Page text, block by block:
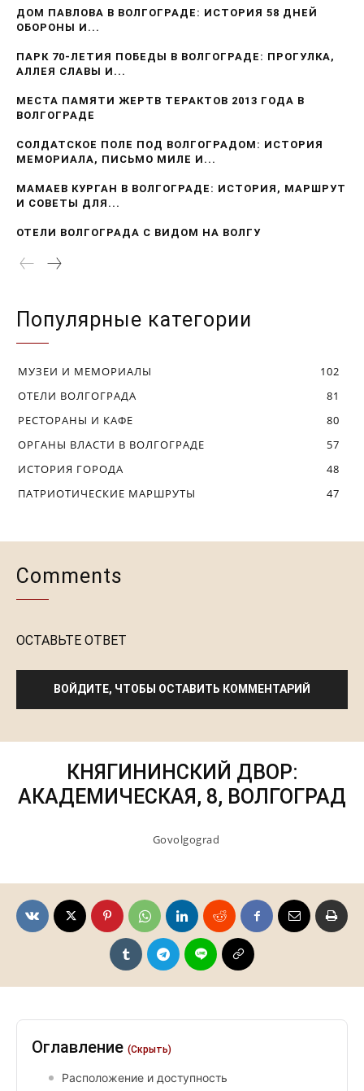
ДОМ ПАВЛОВА В ВОЛГОГРАДЕ: ИСТОРИЯ 58 ДНЕЙ
ОБОРОНЫ И...
ПАРК 70-ЛЕТИЯ ПОБЕДЫ В ВОЛГОГРАДЕ: ПРОГУЛКА,
АЛЛЕЯ СЛАВЫ И...
МЕСТА ПАМЯТИ ЖЕРТВ ТЕРАКТОВ 2013 ГОДА В
ВОЛГОГРАДЕ
СОЛДАТСКОЕ ПОЛЕ ПОД ВОЛГОГРАДОМ: ИСТОРИЯ
МЕМОРИАЛА, ПИСЬМО МИЛЕ И...
МАМАЕВ КУРГАН В ВОЛГОГРАДЕ: ИСТОРИЯ, МАРШРУТ
И СОВЕТЫ ДЛЯ...
ОТЕЛИ ВОЛГОГРАДА С ВИДОМ НА ВОЛГУ
Популярные категории
МУЗЕИ И МЕМОРИАЛЫ
102
ОТЕЛИ ВОЛГОГРАДА
81
РЕСТОРАНЫ И КАФЕ
80
ОРГАНЫ ВЛАСТИ В ВОЛГОГРАДЕ
57
ИСТОРИЯ ГОРОДА
48
ПАТРИОТИЧЕСКИЕ МАРШРУТЫ
47
Comments
ОСТАВЬТЕ ОТВЕТ
ВОЙДИТЕ, ЧТОБЫ ОСТАВИТЬ КОММЕНТАРИЙ